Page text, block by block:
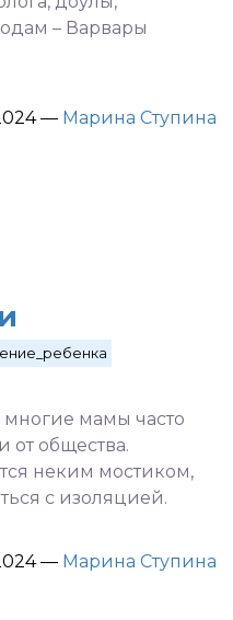
– Варвары
— Марина Ступина
мамы часто
от общества.
неким мостиком,
с изоляцией.
— Марина Ступина